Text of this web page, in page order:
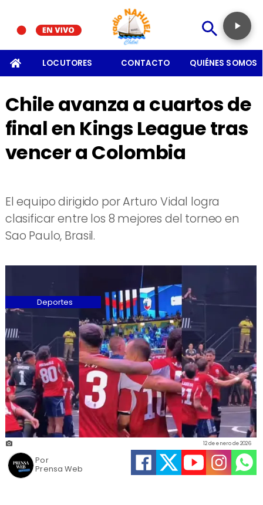
LOCUTORES CONTACTO QUIÉNES SOMOS
Chile avanza a cuartos de
final en Kings League tras
vencer a Colombia
El equipo dirigido por Arturo Vidal logra
clasificar entre los 8 mejores del torneo en
Sao Paulo, Brasil.
Prensa Web
12 de enero de 2026
Deportes
Por